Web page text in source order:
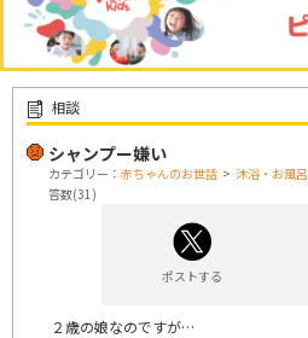
相談
シャンプー嫌い
カテゴリー： 赤ちゃんのお世話 > 沐浴・お風呂
答数(31)
ポストする
２歳の娘なのですが…